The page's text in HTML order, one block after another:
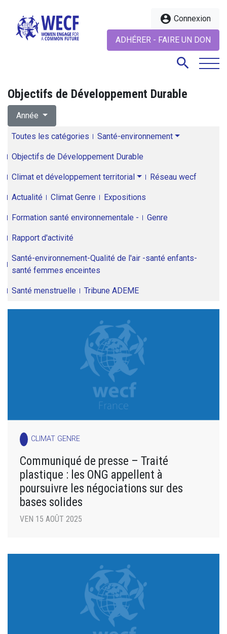
account_circle Connexion
ADHÉRER - FAIRE UN DON
search
Objectifs de Développement Durable
Année
Toutes les catégories Santé-environnement
Objectifs de Développement Durable
Climat et développement territorial Réseau wecf
Actualité Climat Genre Expositions
Formation santé environnementale - Genre
Rapport d'activité
Santé-environnement-Qualité de l'air -santé enfants-
santé femmes enceintes
Santé menstruelle Tribune ADEME
CLIMAT GENRE
Communiqué de presse – Traité
plastique : les ONG appellent à
poursuivre les négociations sur des
bases solides
VEN 15 AOÛT 2025